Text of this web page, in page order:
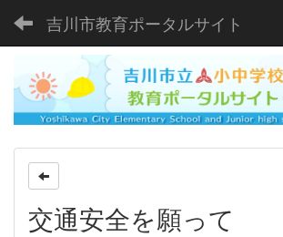
吉川市教育ポータルサイト
交通安全を願って